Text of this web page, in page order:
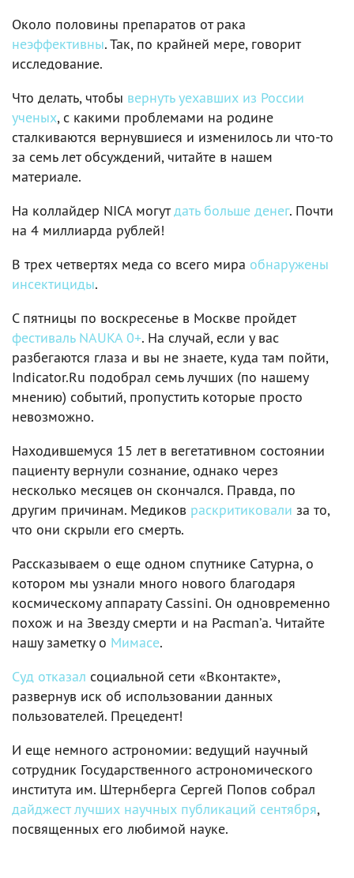
Около половины препаратов от рака
неэффективны. Так, по крайней мере, говорит
исследование.
Что делать, чтобы вернуть уехавших из России
ученых, с какими проблемами на родине
сталкиваются вернувшиеся и изменилось ли что-то
за семь лет обсуждений, читайте в нашем
материале.
На коллайдер NICA могутдать больше денег. Почти
на 4 миллиарда рублей!
В трех четвертях меда со всего мира обнаружены
инсектициды.
С пятницы по воскресенье в Москве пройдет
фестиваль NAUKA 0+. На случай, если у вас
разбегаются глаза и вы не знаете, куда там пойти,
Indicator.Ru подобрал семь лучших (по нашему
мнению) событий, пропустить которые просто
невозможно.
Находившемуся 15 лет в вегетативном состоянии
пациенту вернули сознание, однако через
несколько месяцев он скончался. Правда, по
другим причинам. Медиков раскритиковали за то,
что они скрыли его смерть.
Рассказываем о еще одном спутнике Сатурна, о
котором мы узнали много нового благодаря
космическому аппарату Cassini. Он одновременно
похож и на Звезду смерти и на Pacman’а. Читайте
нашу заметку о Мимасе.
Суд отказал социальной сети «Вконтакте»,
развернув иск об использовании данных
пользователей. Прецедент!
И еще немного астрономии: ведущий научный
сотрудник Государственного астрономического
института им. Штернберга Сергей Попов собрал
дайджест лучших научных публикаций сентября,
посвященных его любимой науке.